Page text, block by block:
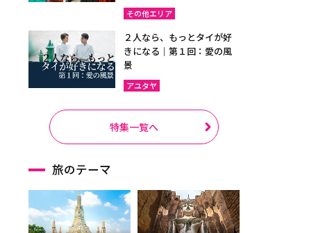
その他エリア
２人なら、もっとタイが好
きになる｜第１回：愛の風
景
アユタヤ
特集一覧へ
旅のテーマ